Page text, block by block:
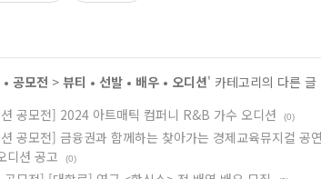
공모전 > 뷰티 • 선발 • 배우 • 오디션' 카테고리의 다른 글
공모전] 2024 아트매틱 컴퍼니 R&B 가수 오디션
(0)
공모전] 금융권과 함께하는 찾아가는 경제교육뮤지컬 공
디션 공고
(0)